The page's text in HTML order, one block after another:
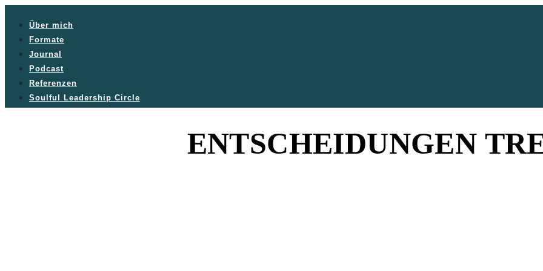
Über mich
Formate
Journal
Podcast
Referenzen
Soulful Leadership Circle
ENTSCHEIDUNGEN